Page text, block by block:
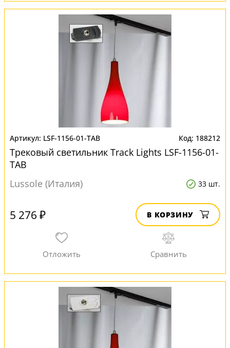
LSF-1156-01-TAB 188212
Трековый светильник Track Lights LSF-1156-01-
TAB
Lussole (Италия)
33 шт.
5 276 ₽ В КОРЗИНУ